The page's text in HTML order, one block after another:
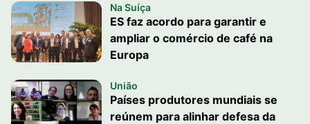
Na Suíça
ES faz acordo para garantir e
ampliar o comércio de café na
Europa
União
Países produtores mundiais se
reúnem para alinhar defesa da